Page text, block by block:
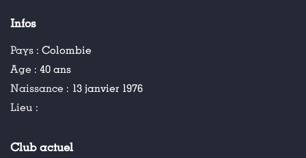
Infos
Pays : Colombie
Age : 40 ans
Naissance : 13 janvier 1976
Lieu :
Club actuel